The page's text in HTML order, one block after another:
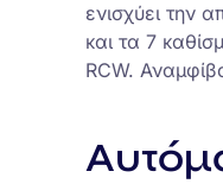
ενισχύει την
και τα 7
RCW.